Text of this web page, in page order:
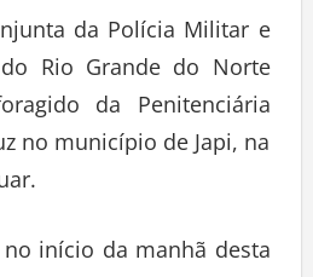
da Polícia Militar e
Rio Grande do Norte
da Penitenciária
no município de Japi, na
início da manhã desta